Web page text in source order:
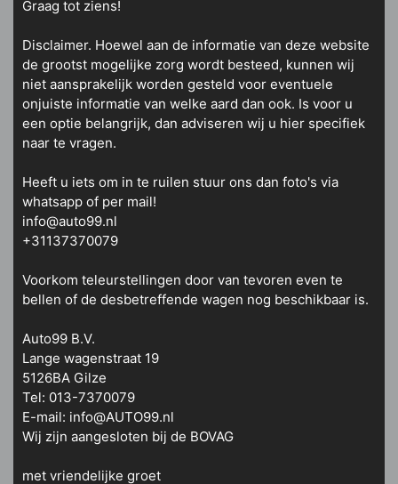
Graag tot ziens!
Disclaimer. Hoewel aan de informatie van deze website
de grootst mogelijke zorg wordt besteed, kunnen wij
niet aansprakelijk worden gesteld voor eventuele
onjuiste informatie van welke aard dan ook. Is voor u
een optie belangrijk, dan adviseren wij u hier specifiek
naar te vragen.
Heeft u iets om in te ruilen stuur ons dan foto's via
whatsapp of per mail!
info@auto99.nl
+31137370079
Voorkom teleurstellingen door van tevoren even te
bellen of de desbetreffende wagen nog beschikbaar is.
Auto99 B.V.
Lange wagenstraat 19
5126BA Gilze
Tel: 013-7370079
E-mail: info@AUTO99.nl
Wij zijn aangesloten bij de BOVAG
met vriendelijke groet